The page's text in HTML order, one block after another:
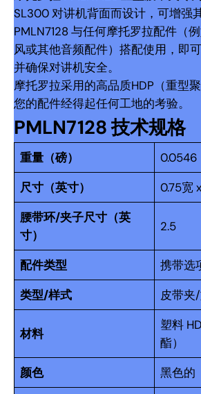
SL300 对讲机背面而设计，可增强
PMLN7128 与任何摩托罗拉配件（
风或其他音频配件）搭配使用，即
并确保对讲机安全。
摩托罗拉采用的高品质HDP（重型
您的配件经得起任何工地的考验。
PMLN7128 技术规格
重量（磅）
0.0546
尺寸（英寸）
0.75宽
腰带环/夹子尺寸（英
寸）
2.5
配件类型
携带选
类型/样式
皮带夹
材料
塑料
酯）
颜色
黑色的